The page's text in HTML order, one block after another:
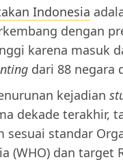
Indonesia
dengan
karena masuk
dari 88 negara
kejadian
dekade terakhir,
sesuai standar
(WHO) dan target